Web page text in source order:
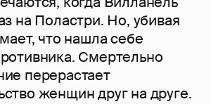
на Поластри. Но, убивая
что нашла себе
Смертельно
перерастает
женщин друг на друге.